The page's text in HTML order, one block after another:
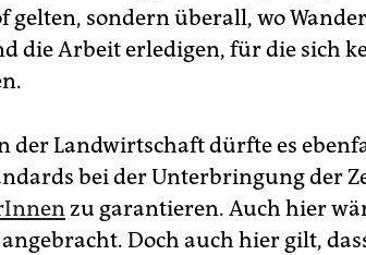
gelten, sondern überall, wo
die Arbeit erledigen, für die sich
der Landwirtschaft dürfte es
bei der Unterbringung der
zu garantieren. Auch hier
Doch auch hier gilt,